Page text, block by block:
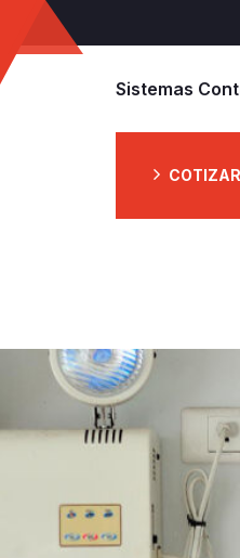
Sistemas
COTIZAR